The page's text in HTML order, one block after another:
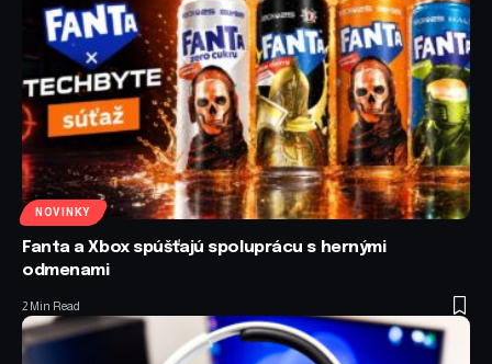
NOVINKY
Fanta a Xbox spúšťajú spoluprácu s hernými
odmenami
2 Min Read